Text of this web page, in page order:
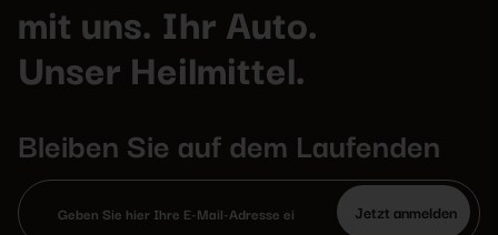
mit uns. Ihr Auto.
Unser Heilmittel.
Bleiben Sie auf dem Laufenden